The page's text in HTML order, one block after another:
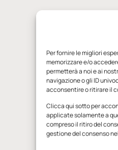
Per fornire le migliori
memorizzare e/o
permetterà a noi e ai
navigazione o gli ID
acconsentire o ritirare il
Clicca qui sotto per
applicate solamente a
compreso il ritiro del
gestione del consenso